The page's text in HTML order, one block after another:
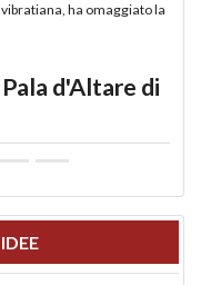
ha omaggiato la
d'Altare di